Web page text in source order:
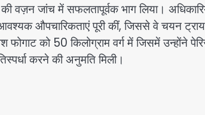
की वज़न जांच में सफलतापूर्वक भाग लिया।
औपचारिकताएं पूरी कीं, जिससे वे चयन
को 50 किलोग्राम वर्ग में जिसमें उन्होंने
करने की अनुमति मिली।